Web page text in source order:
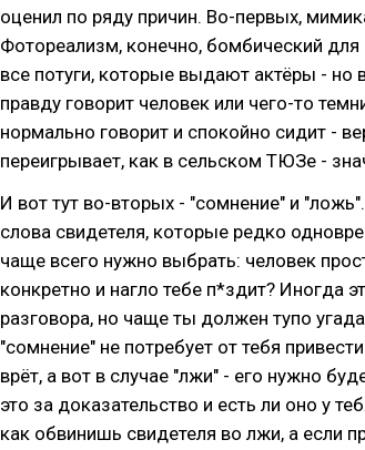
оценил по ряду причин. Во-первых,
Фотореализм, конечно, бомбический
все потуги, которые выдают актёры - но
правду говорит человек или чего-то
нормально говорит и спокойно сидит -
переигрывает, как в сельском ТЮЗе -
И вот тут во-вторых - "сомнение" и
слова свидетеля, которые редко
чаще всего нужно выбрать: человек
конкретно и нагло тебе п*здит? Иногда
разговора, но чаще ты должен тупо
"сомнение" не потребует от тебя
врёт, а вот в случае "лжи" - его нужно
это за доказательство и есть ли оно у
как обвинишь свидетеля во лжи, а если